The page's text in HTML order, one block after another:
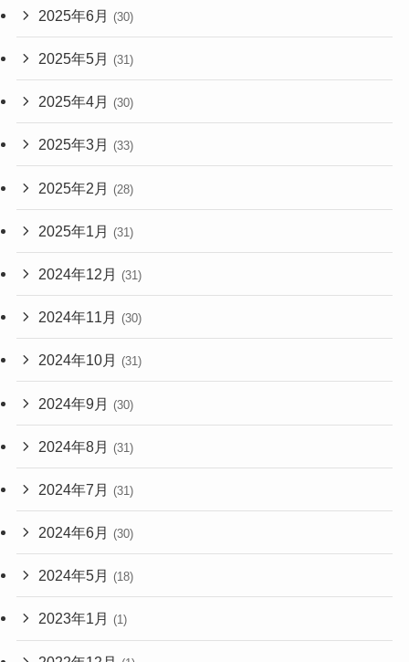
2025年6月 (30)
2025年5月 (31)
2025年4月 (30)
2025年3月 (33)
2025年2月 (28)
2025年1月 (31)
2024年12月 (31)
2024年11月 (30)
2024年10月 (31)
2024年9月 (30)
2024年8月 (31)
2024年7月 (31)
2024年6月 (30)
2024年5月 (18)
2023年1月 (1)